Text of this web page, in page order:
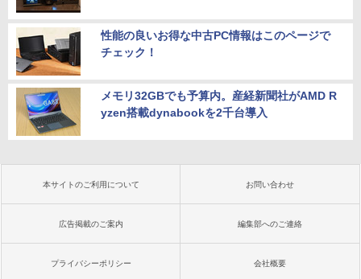
性能の良いお得な中古PC情報はこのページで
チェック！
メモリ32GBでも予算内。産経新聞社がAMD R
yzen搭載dynabookを2千台導入
本サイトのご利用について お問い合わせ
広告掲載のご案内 編集部へのご連絡
プライバシーポリシー 会社概要